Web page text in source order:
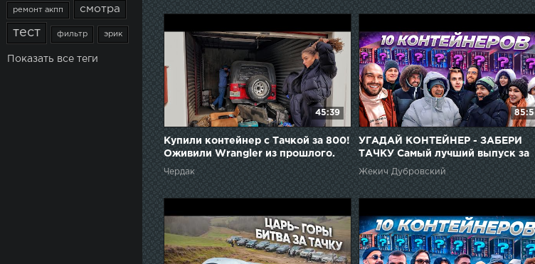
ремонт акпп смотра
тест фильтр эрик
Показать все теги
45:39
Купили контейнер с Тачкой за 800!
Оживили Wrangler из прошлого.
Чердак
85:5
УГАДАЙ КОНТЕЙНЕР - ЗАБЕРИ
ТАЧКУ Самый лучший выпуск за
всю историю!
Жекич Дубровский